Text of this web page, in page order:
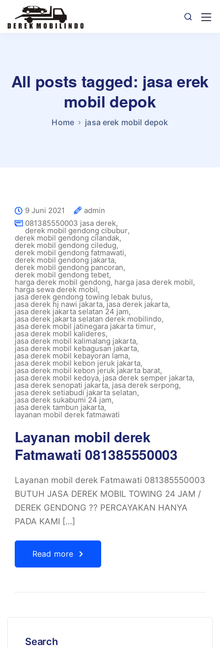
All posts tagged: jasa erek
mobil depok
Home jasa erek mobil depok
9 Juni 2021
admin
081385550003 jasa derek,
derek mobil gendong cibubur,
derek mobil gendong cilandak,
derek mobil gendong ciledug,
derek mobil gendong fatmawati,
derek mobil gendong jakarta,
derek mobil gendong pancoran,
derek mobil gendong tebet,
harga derek mobil gendong, harga jasa derek mobil,
harga sewa derek mobil,
jasa derek gendong towing lebak bulus,
jasa derek hj nawi jakarta,jasa derek jakarta,
jasa derek jakarta selatan 24 jam,
jasa derek jakarta selatan derek mobilindo,
jasa derek mobil jatinegara jakarta timur,
jasa derek mobil kalideres,
jasa derek mobil kalimalang jakarta,
jasa derek mobil kebagusan jakarta,
jasa derek mobil kebayoran lama,
jasa derek mobil kebon jeruk jakarta,
jasa derek mobil kebon jeruk jakarta barat,
jasa derek mobil kedoya, jasa derek semper jakarta,
jasa derek senopati jakarta, jasa derek serpong,
jasa derek setiabudi jakarta selatan,
jasa derek sukabumi 24 jam,
jasa derek tambun jakarta,
layanan mobil derek fatmawati
Layanan mobil derek
Fatmawati 081385550003
Layanan mobil derek Fatmawati 081385550003
BUTUH JASA DEREK MOBIL TOWING 24 JAM /
DEREK GENDONG ?? PERCAYAKAN HANYA
PADA KAMI […]
Read more
Search